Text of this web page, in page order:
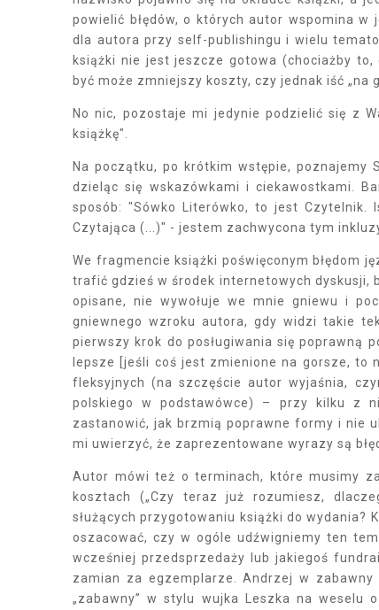
powielić błędów, o których autor wspomina
dla autora przy self-publishingu i wielu
książki nie jest jeszcze gotowa (chociażby
być może zmniejszy koszty, czy jednak iść „na
No nic, pozostaje mi jedynie podzielić się z
książkę".
Na początku, po krótkim wstępie, poznajemy
dzieląc się wskazówkami i ciekawostkami.
sposób: "Sówko Literówko, to jest Czytelnik.
Czytająca (...)" - jestem zachwycona tym
We fragmencie książki poświęconym błędom
trafić gdzieś w środek internetowych dyskusji,
opisane, nie wywołuje we mnie gniewu i
gniewnego wzroku autora, gdy widzi takie
pierwszy krok do posługiwania się poprawną
lepsze [jeśli coś jest zmienione na gorsze, to
fleksyjnych (na szczęście autor wyjaśnia,
polskiego w podstawówce) – przy kilku z
zastanowić, jak brzmią poprawne formy i nie
mi uwierzyć, że zaprezentowane wyrazy są
Autor mówi też o terminach, które musimy
kosztach („Czy teraz już rozumiesz,
służących przygotowaniu książki do wydania?
oszacować, czy w ogóle udźwigniemy ten
wcześniej przedsprzedaży lub jakiegoś
zamian za egzemplarze. Andrzej w
„zabawny” w stylu wujka Leszka na weselu